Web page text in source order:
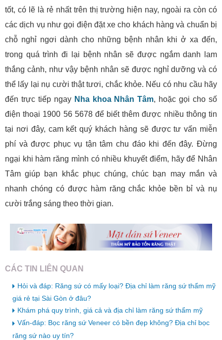
tốt, có lẽ là rẻ nhất trên thị trường hiện nay, ngoài ra còn có
các dịch vụ như gọi điện đặt xe cho khách hàng và chuẩn bị
chỗ nghỉ ngơi dành cho những bệnh nhân khi ở xa đến,
trong quá trình đi lại bệnh nhân sẽ được ngắm danh lam
thắng cảnh, như vậy bệnh nhân sẽ được nghỉ dưỡng và có
thể lấy lại nụ cười thật tươi, chắc khỏe. Nếu có nhu cầu hãy
đến trực tiếp ngay Nha khoa Nhân Tâm, hoặc gọi cho số
điện thoại 1900 56 5678 để biết thêm được nhiều thông tin
tại nơi đây, cam kết quý khách hàng sẽ được tư vấn miễn
phí và được phục vụ tận tâm chu đáo khi đến đây. Đừng
ngại khi hàm răng mình có nhiều khuyết điểm, hãy để Nhân
Tâm giúp bạn khắc phục chúng, chúc bạn may mắn và
nhanh chóng có được hàm răng chắc khỏe bền bỉ và nụ
cười trắng sáng theo thời gian.
CÁC TIN LIÊN QUAN
Hỏi và đáp: Răng sứ có mấy loại? Địa chỉ làm răng sứ thẩm mỹ
giá rẻ tại Sài Gòn ở đâu?
Khám phá quy trình, giá cả và địa chỉ làm răng sứ thẩm mỹ
Vấn-đáp: Bọc răng sứ Veneer có bền đẹp không? Địa chỉ bọc
răng sứ nào uy tín?